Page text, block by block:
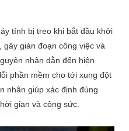
tính bị treo khi bắt đầu khởi
gián đoạn công việc và
nhân dẫn đến hiện
phần mềm cho tới xung đột
nhân giúp xác định đúng
gian và công sức.